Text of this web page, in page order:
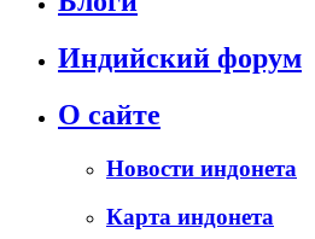
Индийский форум
О сайте
Новости индонета
Карта индонета